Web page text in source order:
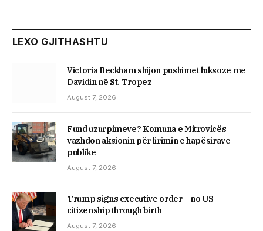
LEXO GJITHASHTU
Victoria Beckham shijon pushimet luksoze me
Davidin në St. Tropez
August 7, 2026
Fund uzurpimeve? Komuna e Mitrovicës
vazhdon aksionin për lirimin e hapësirave
publike
August 7, 2026
Trump signs executive order – no US
citizenship through birth
August 7, 2026